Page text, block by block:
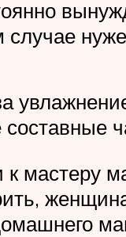
случае
мастеру